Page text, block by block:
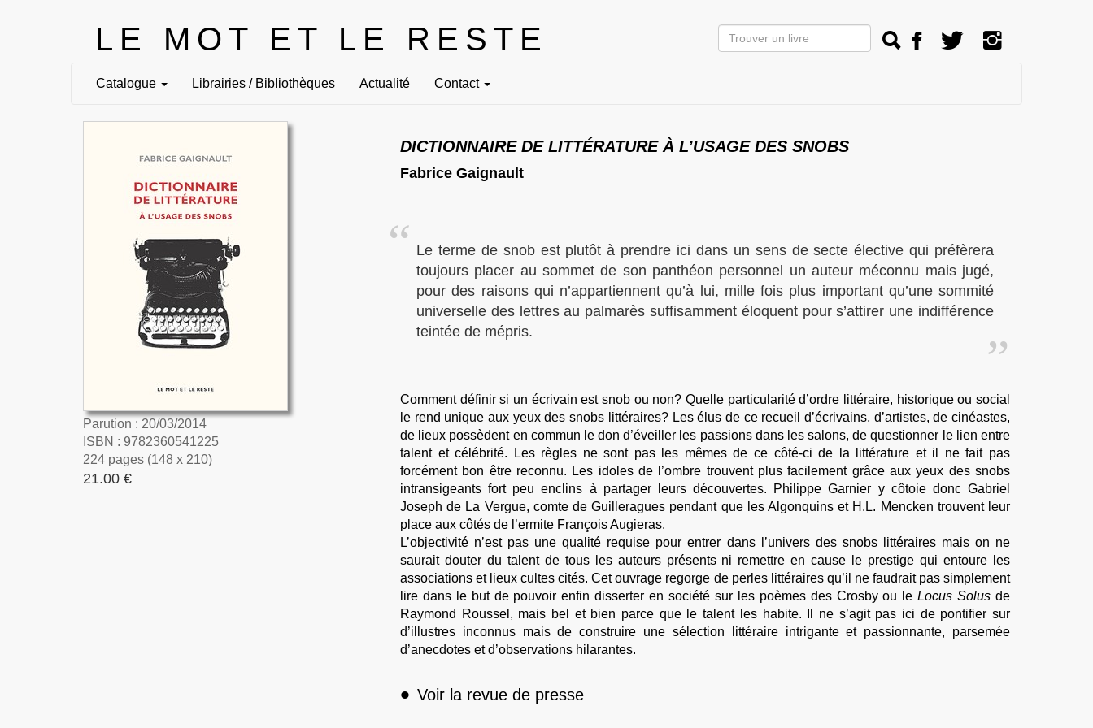
LE MOT ET LE RESTE
Catalogue Librairies / Bibliothèques Actualité Contact
Parution : 20/03/2014
ISBN : 9782360541225
224 pages (148 x 210)
21.00 €
DICTIONNAIRE DE LITTÉRATURE À L’USAGE DES SNOBS
Fabrice Gaignault
Le terme de snob est plutôt à prendre ici dans un sens de secte élective qui préfèrera
toujours placer au sommet de son panthéon personnel un auteur méconnu mais jugé,
pour des raisons qui n’appartiennent qu’à lui, mille fois plus important qu’une sommité
universelle des lettres au palmarès suffisamment éloquent pour s’attirer une indifférence
teintée de mépris.
Comment définir si un écrivain est snob ou non? Quelle particularité d’ordre littéraire, historique ou social
le rend unique aux yeux des snobs littéraires? Les élus de ce recueil d’écrivains, d’artistes, de cinéastes,
de lieux possèdent en commun le don d’éveiller les passions dans les salons, de questionner le lien entre
talent et célébrité. Les règles ne sont pas les mêmes de ce côté-ci de la littérature et il ne fait pas
forcément bon être reconnu. Les idoles de l’ombre trouvent plus facilement grâce aux yeux des snobs
intransigeants fort peu enclins à partager leurs découvertes. Philippe Garnier y côtoie donc Gabriel
Joseph de La Vergue, comte de Guilleragues pendant que les Algonquins et H.L. Mencken trouvent leur
place aux côtés de l’ermite François Augieras.
L’objectivité n’est pas une qualité requise pour entrer dans l’univers des snobs littéraires mais on ne
saurait douter du talent de tous les auteurs présents ni remettre en cause le prestige qui entoure les
associations et lieux cultes cités. Cet ouvrage regorge de perles littéraires qu’il ne faudrait pas simplement
lire dans le but de pouvoir enfin disserter en société sur les poèmes des Crosby ou leLocus Solus de
Raymond Roussel, mais bel et bien parce que le talent les habite. Il ne s’agit pas ici de pontifier sur
d’illustres inconnus mais de construire une sélection littéraire intrigante et passionnante, parsemée
d’anecdotes et d’observations hilarantes.
• Voir la revue de presse